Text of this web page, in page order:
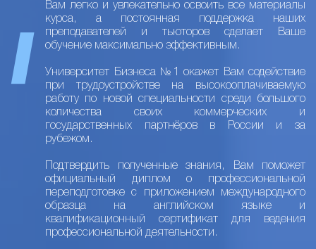
Вам легко и увлекательно освоить все материалы
курса, а постоянная поддержка наших
преподавателей и тьюторов сделает Ваше
обучение максимально эффективным.
Университет Бизнеса №1 окажет Вам содействие
при трудоустройстве на высокооплачиваемую
работу по новой специальности среди большого
количества своих коммерческих и
государственных партнёров в России и за
рубежом.
Подтвердить полученные знания, Вам поможет
официальный диплом о профессиональной
переподготовке с приложением международного
образца на английском языке и
квалификационный сертификат для ведения
профессиональной деятельности.